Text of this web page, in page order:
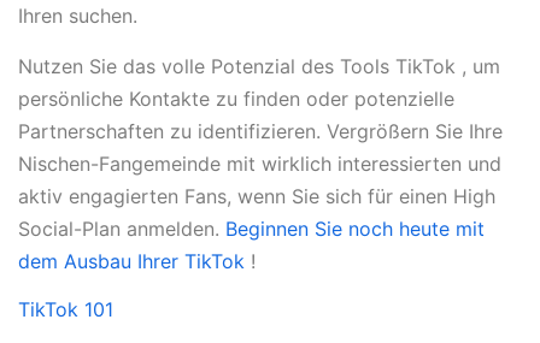
Ihren suchen.
Nutzen Sie das volle Potenzial des Tools TikTok , um
persönliche Kontakte zu finden oder potenzielle
Partnerschaften zu identifizieren. Vergrößern Sie Ihre
Nischen-Fangemeinde mit wirklich interessierten und
aktiv engagierten Fans, wenn Sie sich für einen High
Social-Plan anmelden. Beginnen Sie noch heute mit
dem Ausbau Ihrer TikTok !
TikTok 101